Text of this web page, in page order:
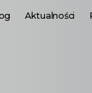
Aktualności